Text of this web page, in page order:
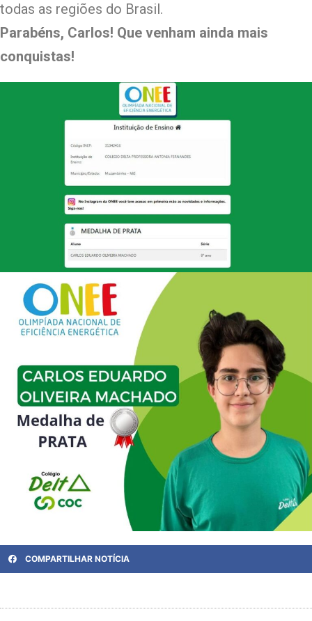
todas as regiões do Brasil.
Parabéns, Carlos! Que venham ainda mais
conquistas!
COMPARTILHAR NOTÍCIA